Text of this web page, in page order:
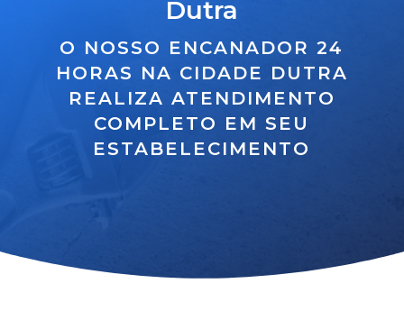
Dutra
O NOSSO ENCANADOR 24
HORAS NA CIDADE DUTRA
REALIZA ATENDIMENTO
COMPLETO EM SEU
ESTABELECIMENTO